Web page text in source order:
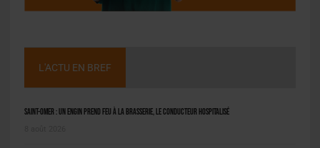
L'ACTU EN BREF
Saint-Omer : un engin prend feu à la brasserie, le conducteur hospitalisé